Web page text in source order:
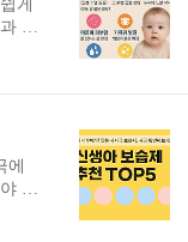
루
자
단
게
대
가
내
옷
,
연
합